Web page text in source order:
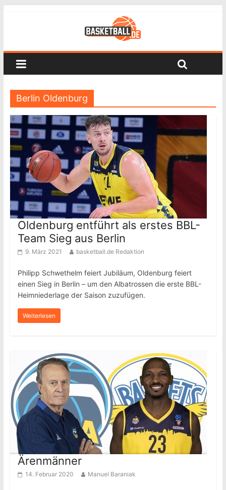
Berlin Oldenburg
Oldenburg entführt als erstes BBL-
Team Sieg aus Berlin
9. März 2021 basketball.de Redaktion
Philipp Schwethelm feiert Jubiläum, Oldenburg feiert
einen Sieg in Berlin – um den Albatrossen die erste BBL-
Heimniederlage der Saison zuzufügen.
Weiterlesen
Ärenmänner
14. Februar 2020 Manuel Baraniak